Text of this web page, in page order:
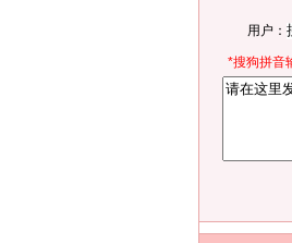
用户：
*搜狗拼音